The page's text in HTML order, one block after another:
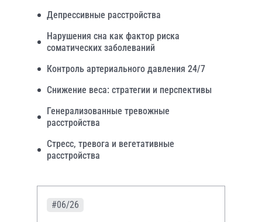
Депрессивные расстройства
Нарушения сна как фактор риска
соматических заболеваний
Контроль артериального давления 24/7
Снижение веса: стратегии и перспективы
Генерализованные тревожные
расстройства
Стресс, тревога и вегетативные
расстройства
#06/26